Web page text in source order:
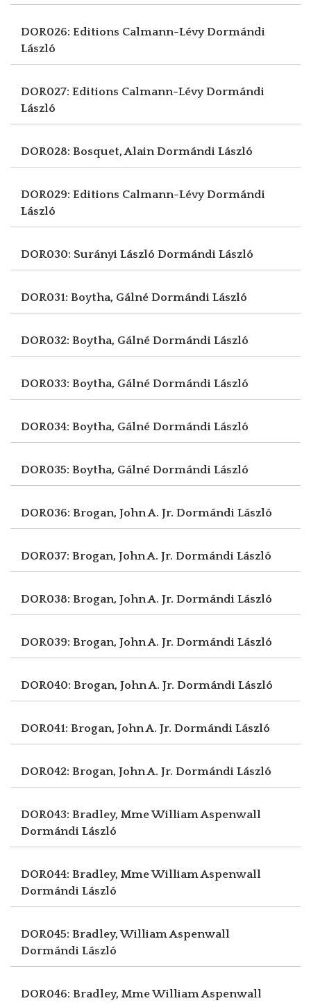
DOR026: Editions Calmann-LévyDormándi
László
DOR027: Editions Calmann-LévyDormándi
László
DOR028: Bosquet, AlainDormándi László
DOR029: Editions Calmann-LévyDormándi
László
DOR030: Surányi László Dormándi László
DOR031: Boytha, Gálné Dormándi László
DOR032: Boytha, Gálné Dormándi László
DOR033: Boytha, Gálné Dormándi László
DOR034: Boytha, Gálné Dormándi László
DOR035: Boytha, Gálné Dormándi László
DOR036: Brogan, John A. Jr. Dormándi László
DOR037: Brogan, John A. Jr. Dormándi László
DOR038: Brogan, John A. Jr. Dormándi László
DOR039: Brogan, John A. Jr. Dormándi László
DOR040: Brogan, John A. Jr. Dormándi László
DOR041: Brogan, John A. Jr. Dormándi László
DOR042: Brogan, John A. Jr. Dormándi László
DOR043: Bradley, Mme William Aspenwall
Dormándi László
DOR044: Bradley, Mme William Aspenwall
Dormándi László
DOR045: Bradley, William Aspenwall
Dormándi László
DOR046: Bradley, Mme William Aspenwall